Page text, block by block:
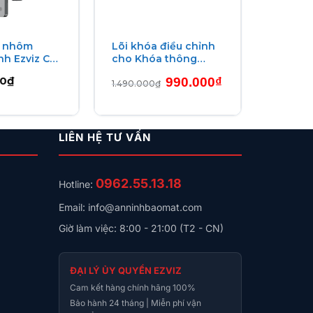
tạm thời, xem video trực tiếp, mở khóa
nhôm
Ezviz CS-
₫
Lõi khóa điều chỉnh
cho Khóa thông
D01D
1.490.000₫ Giá
gốc
990.000₫
LIÊN HỆ TƯ VẤN
Hotline: 0962.55.13.18
Email: info@anninhbaomat.com
Giờ làm việc: 8:00 - 21:00 (T2 - CN)
ĐẠI LÝ ỦY QUYỀN EZVIZ
Cam kết hàng chính hãng 100%
Bảo hành 24 tháng | Miễn phí vận